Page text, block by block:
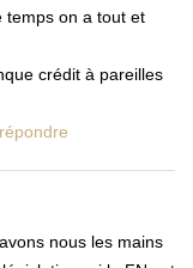
temps on a tout et
crédit à pareilles
nous les mains